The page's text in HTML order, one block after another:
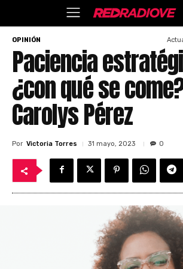
OPINIÓN
Paciencia
¿con qué se
Carolys Pérez
Por Victoria Torres 31 mayo, 2023 0